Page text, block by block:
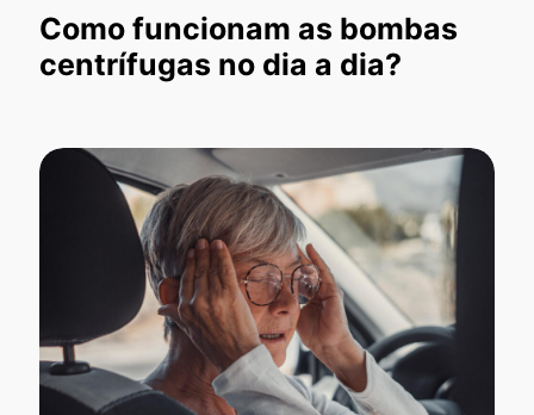
Como funcionam as bombas
centrífugas no dia a dia?